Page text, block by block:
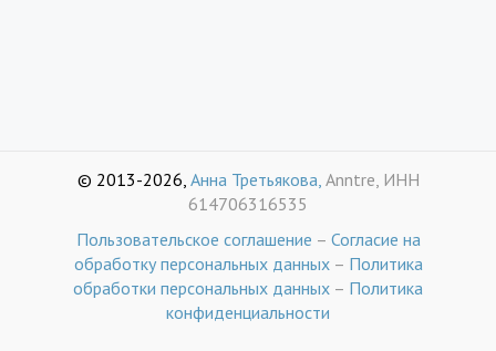
© 2013-2026, Анна Третьякова, Anntre, ИНН
614706316535
Пользовательское соглашение – Согласие на
обработку персональных данных– Политика
обработки персональных данных – Политика
конфиденциальности